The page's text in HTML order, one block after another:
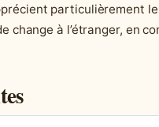
particulièrement
change à l’étranger, en